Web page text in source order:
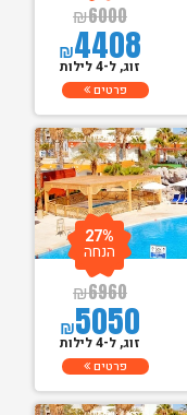
₪6000
₪4408
זוג, ל-4 לילות
פרטים
₪6960
₪5050
27%
הנחה
זוג, ל-4 לילות
פרטים